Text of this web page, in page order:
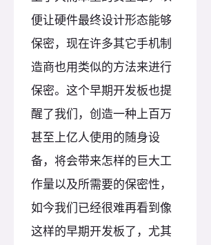
便让硬件最终设计形态能够
保密，现在许多其它手机制
造商也用类似的方法来进行
保密。这个早期开发板也提
醒了我们，创造一种上百万
甚至上亿人使用的随身设
备，将会带来怎样的巨大工
作量以及所需要的保密性，
如今我们已经很难再看到像
这样的早期开发板了，尤其